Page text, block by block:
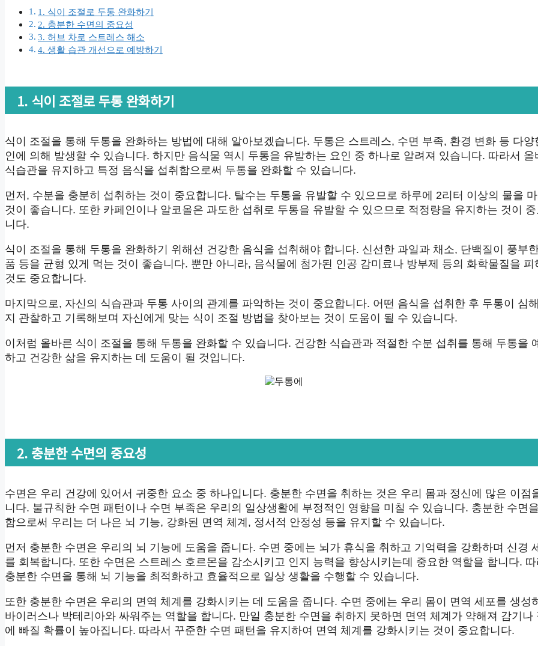
1. 식이 조절로 두통 완화하기
2. 충분한 수면의 중요성
3. 허브 차로 스트레스 해소
4. 생활 습관 개선으로 예방하기
1. 식이 조절로 두통 완화하기
식이 조절을 통해 두통을 완화하는 방법에 대해 알아보겠습니다. 두통은 스트레스, 수면 부족, 환경 변화 등 다양
인에 의해 발생할 수 있습니다. 하지만 음식물 역시 두통을 유발하는 요인 중 하나로 알려져 있습니다. 따라서 올
식습관을 유지하고 특정 음식을 섭취함으로써 두통을 완화할 수 있습니다.
먼저, 수분을 충분히 섭취하는 것이 중요합니다. 탈수는 두통을 유발할 수 있으므로 하루에 2리터 이상의 물을
것이 좋습니다. 또한 카페인이나 알코올은 과도한 섭취로 두통을 유발할 수 있으므로 적정량을 유지하는 것이
니다.
식이 조절을 통해 두통을 완화하기 위해선 건강한 음식을 섭취해야 합니다. 신선한 과일과 채소, 단백질이 풍부
품 등을 균형 있게 먹는 것이 좋습니다. 뿐만 아니라, 음식물에 첨가된 인공 감미료나 방부제 등의 화학물질을 피
것도 중요합니다.
마지막으로, 자신의 식습관과 두통 사이의 관계를 파악하는 것이 중요합니다. 어떤 음식을 섭취한 후 두통이 심
지 관찰하고 기록해보며 자신에게 맞는 식이 조절 방법을 찾아보는 것이 도움이 될 수 있습니다.
이처럼 올바른 식이 조절을 통해 두통을 완화할 수 있습니다. 건강한 식습관과 적절한 수분 섭취를 통해 두통을
하고 건강한 삶을 유지하는 데 도움이 될 것입니다.
2. 충분한 수면의 중요성
수면은 우리 건강에 있어서 귀중한 요소 중 하나입니다. 충분한 수면을 취하는 것은 우리 몸과 정신에 많은 이점
니다. 불규칙한 수면 패턴이나 수면 부족은 우리의 일상생활에 부정적인 영향을 미칠 수 있습니다. 충분한 수면
함으로써 우리는 더 나은 뇌 기능, 강화된 면역 체계, 정서적 안정성 등을 유지할 수 있습니다.
먼저 충분한 수면은 우리의 뇌 기능에 도움을 줍니다. 수면 중에는 뇌가 휴식을 취하고 기억력을 강화하며 신경
를 회복합니다. 또한 수면은 스트레스 호르몬을 감소시키고 인지 능력을 향상시키는데 중요한 역할을 합니다. 따
충분한 수면을 통해 뇌 기능을 최적화하고 효율적으로 일상 생활을 수행할 수 있습니다.
또한 충분한 수면은 우리의 면역 체계를 강화시키는 데 도움을 줍니다. 수면 중에는 우리 몸이 면역 세포를 생성
바이러스나 박테리아와 싸워주는 역할을 합니다. 만일 충분한 수면을 취하지 못하면 면역 체계가 약해져 감기나
에 빠질 확률이 높아집니다. 따라서 꾸준한 수면 패턴을 유지하여 면역 체계를 강화시키는 것이 중요합니다.